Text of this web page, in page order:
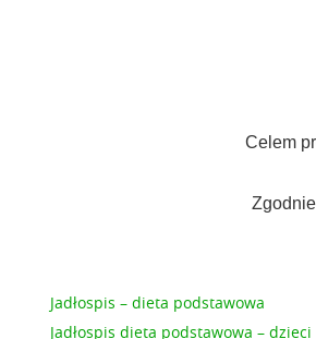
Celem
Jadłospis – dieta podstawowa
Jadłospis dieta podstawowa – dzieci